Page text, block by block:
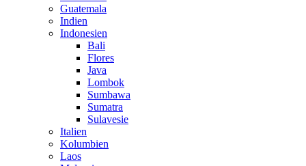
Guatemala
Indien
Indonesien
Bali
Flores
Java
Lombok
Sumbawa
Sumatra
Sulavesie
Italien
Kolumbien
Laos